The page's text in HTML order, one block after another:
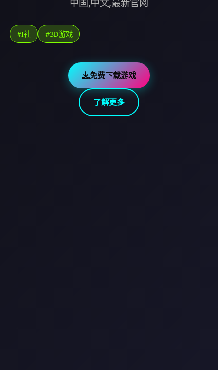
#I社 #3D游戏
免费下载游戏
了解更多